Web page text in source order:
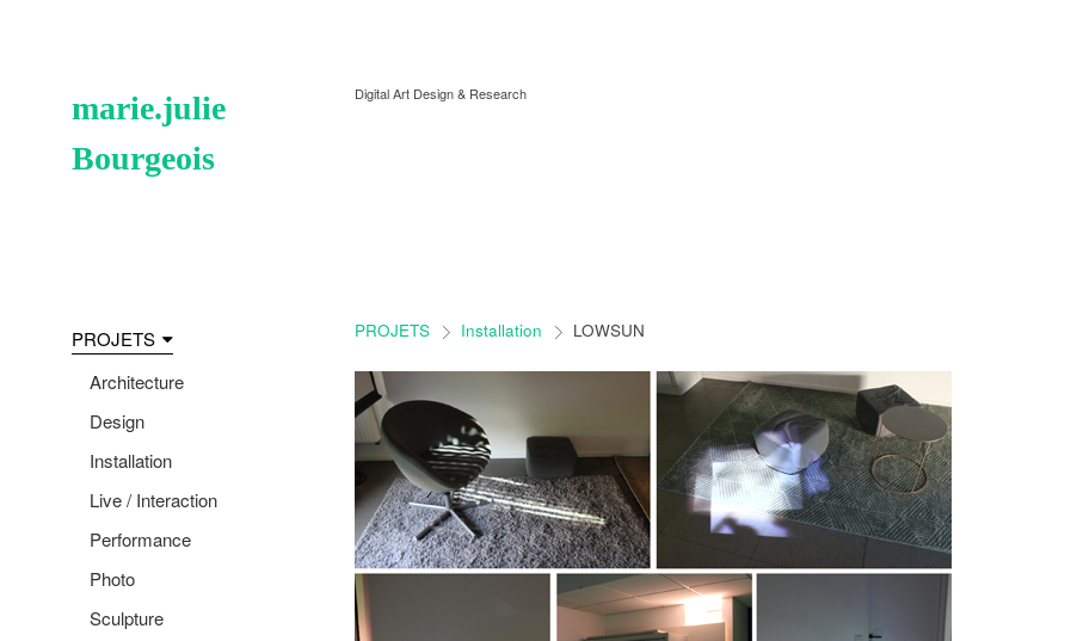
marie.julie
Bourgeois
Digital Art Design & Research
PROJETS
Architecture
Design
Installation
Live / Interaction
Performance
Photo
Sculpture
PROJETS > Installation > LOWSUN